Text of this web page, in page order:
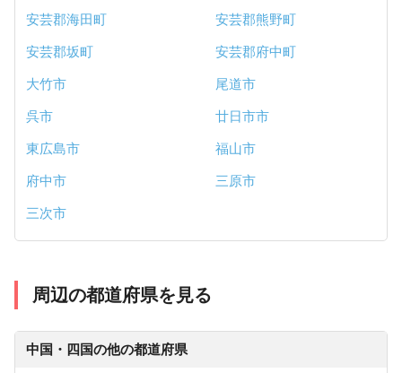
安芸郡海田町
安芸郡熊野町
安芸郡坂町
安芸郡府中町
大竹市
尾道市
呉市
廿日市市
東広島市
福山市
府中市
三原市
三次市
周辺の都道府県を見る
中国・四国の他の都道府県